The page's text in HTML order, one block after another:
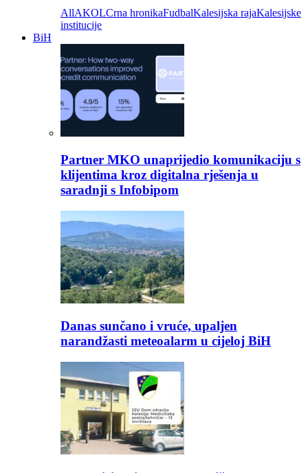
AllAKOLCrna hronikaFudbalKalesijska rajaKalesijske
institucije
BiH
Partner MKO unaprijedio komunikaciju s
klijentima kroz digitalna rješenja u
saradnji s Infobipom
Danas sunčano i vruće, upaljen
narandžasti meteoalarm u cijeloj BiH